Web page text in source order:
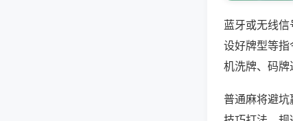
蓝牙或无线
设好牌型等
机洗牌、码牌
普通麻将避